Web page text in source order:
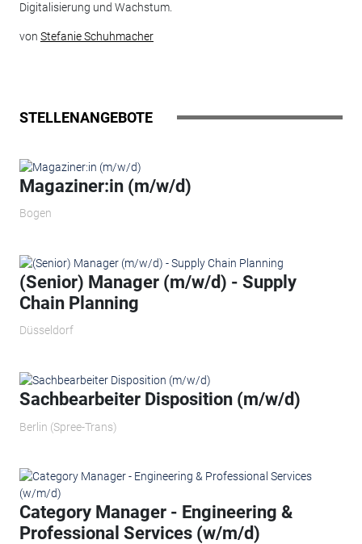
Digitalisierung und Wachstum.
von Stefanie Schuhmacher
STELLENANGEBOTE
Magaziner:in (m/w/d)
Bogen
(Senior) Manager (m/w/d) - Supply
Chain Planning
Düsseldorf
Sachbearbeiter Disposition (m/w/d)
Berlin (Spree-Trans)
Category Manager - Engineering &
Professional Services (w/m/d)